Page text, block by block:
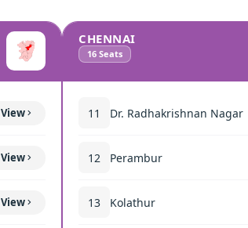
View
View
View
CHENNAI
16 Seats
11 Dr. Radhakrishnan Nagar
12 Perambur
13 Kolathur